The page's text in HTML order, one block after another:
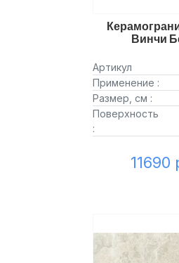
Винчи
Артикул
Применение :
Размер, см :
Поверхность
: